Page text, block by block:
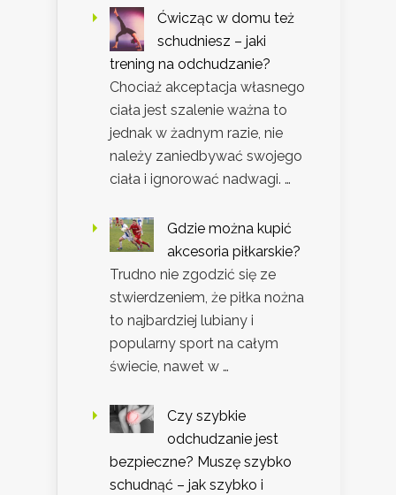
Ćwicząc w domu też
schudniesz – jaki
trening na odchudzanie?
Chociaż akceptacja własnego
ciała jest szalenie ważna to
jednak w żadnym razie, nie
należy zaniedbywać swojego
ciała i ignorować nadwagi. …
Gdzie można kupić
akcesoria piłkarskie?
Trudno nie zgodzić się ze
stwierdzeniem, że piłka nożna
to najbardziej lubiany i
popularny sport na całym
świecie, nawet w …
Czy szybkie
odchudzanie jest
bezpieczne? Muszę szybko
schudnąć – jak szybko i